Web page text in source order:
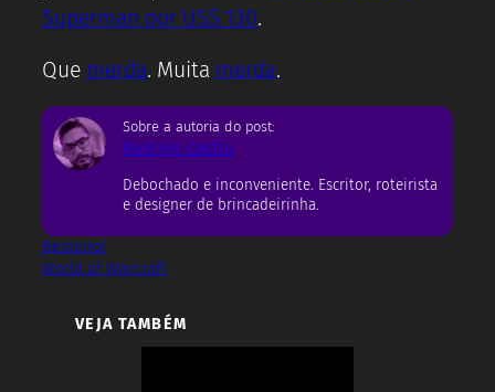
Superman por US$ 130.
Que merda. Muita merda.
Sobre a autoria do post:
Rodrigo Castro
Debochado e inconveniente. Escritor, roteirista
e designer de brincadeirinha.
Besteirol
World of Warcraft
VEJA TAMBÉM